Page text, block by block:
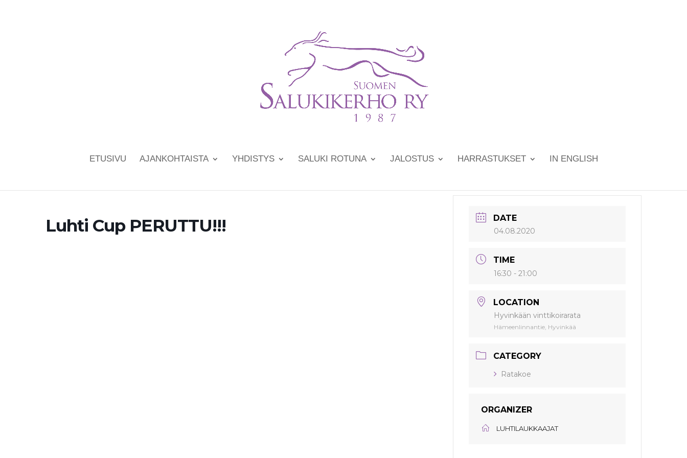
ETUSIVU AJANKOHTAISTA YHDISTYS SALUKI ROTUNA JALOSTUS HARRASTUKSET IN ENGLISH
Luhti Cup PERUTTU!!! DATE
04.08.2020
TIME
16:30 - 21:00
LOCATION
Hyvinkään vinttikoirarata
Hämeenlinnantie, Hyvinkää
CATEGORY
Ratakoe
ORGANIZER
LUHTILAUKKAAJAT